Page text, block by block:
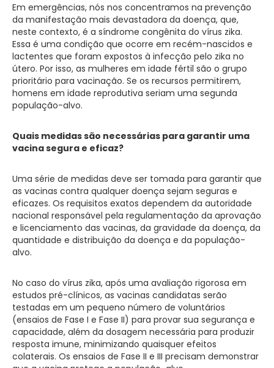
Em emergências, nós nos concentramos na prevenção
da manifestação mais devastadora da doença, que,
neste contexto, é a síndrome congênita do vírus zika.
Essa é uma condição que ocorre em recém-nascidos e
lactentes que foram expostos à infecção pelo zika no
útero. Por isso, as mulheres em idade fértil são o grupo
prioritário para vacinação. Se os recursos permitirem,
homens em idade reprodutiva seriam uma segunda
população-alvo.
Quais medidas são necessárias para garantir uma
vacina segura e eficaz?
Uma série de medidas deve ser tomada para garantir que
as vacinas contra qualquer doença sejam seguras e
eficazes. Os requisitos exatos dependem da autoridade
nacional responsável pela regulamentação da aprovação
e licenciamento das vacinas, da gravidade da doença, da
quantidade e distribuição da doença e da população-
alvo.
No caso do vírus zika, após uma avaliação rigorosa em
estudos pré-clínicos, as vacinas candidatas serão
testadas em um pequeno número de voluntários
(ensaios de Fase I e Fase II) para provar sua segurança e
capacidade, além da dosagem necessária para produzir
resposta imune, minimizando quaisquer efeitos
colaterais. Os ensaios de Fase II e III precisam demonstrar